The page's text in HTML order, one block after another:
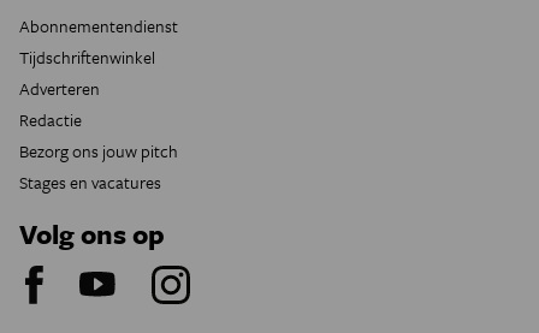
Abonnementendienst
Tijdschriftenwinkel
Adverteren
Redactie
Bezorg ons jouw pitch
Stages en vacatures
Volg ons op